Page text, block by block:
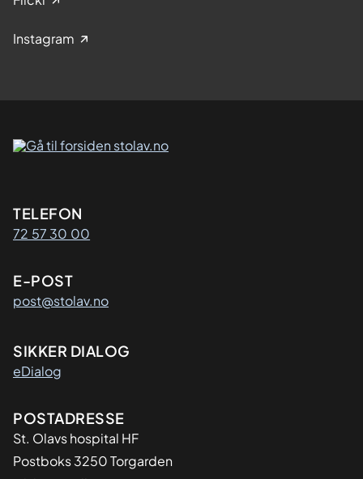
Instagram
Kontaktinformasjon
TELEFON
72 57 30 00
E-POST
post@stolav.no
SIKKER DIALOG
eDialog
Adresse
POSTADRESSE
St. Olavs hospital HF
Postboks 3250 Torgarden